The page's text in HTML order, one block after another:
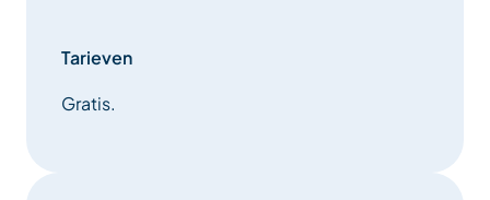
Tarieven
Gratis.